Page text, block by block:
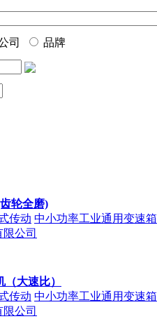
司
品牌
轮全磨)
传动 中小功率工业通用变速箱
限公司
大速比）
传动 中小功率工业通用变速箱
限公司